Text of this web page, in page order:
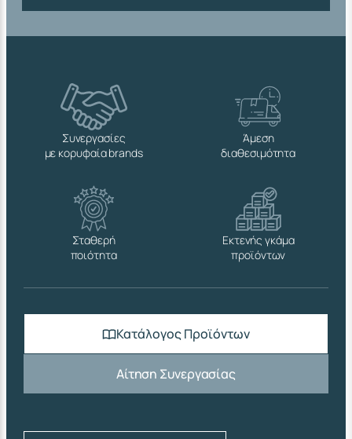
Συνεργασίες
με κορυφαία brands
Άμεση
διαθεσιμότητα
Σταθερή
ποιότητα
Εκτενής γκάμα
προϊόντων
Κατάλογος Προϊόντων
Αίτηση Συνεργασίας